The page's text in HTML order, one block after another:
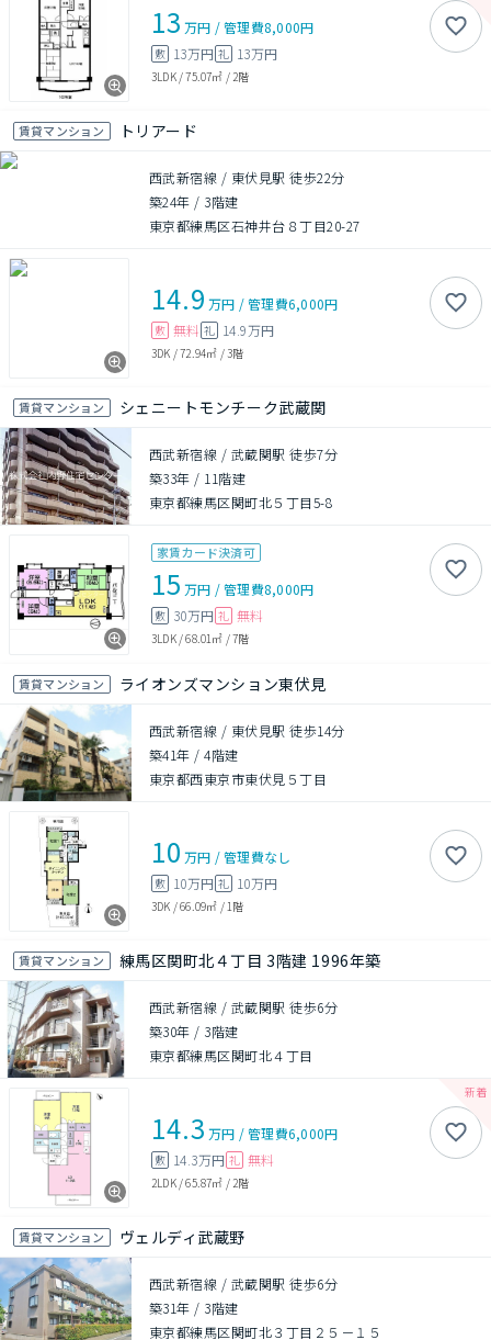
13 万円 /管理費8,000円
敷 13万円 礼 13万円
3LDK/75.07㎡ / 2階
賃貸マンション トリアード
西武新宿線 / 東伏見駅 徒歩22分
築24年 / 3階建
東京都練馬区石神井台８丁目20-27
14.9 万円 /管理費6,000円
敷 無料 礼 14.9万円
3DK /72.94㎡ /3階
賃貸マンション シェニートモンチーク武蔵関
西武新宿線 / 武蔵関駅 徒歩7分
築33年 / 11階建
東京都練馬区関町北５丁目5-8
家賃カード決済可
15 万円 /管理費8,000円
敷 30万円 礼 無料
3LDK/68.01㎡ /7階
賃貸マンション ライオンズマンション東伏見
西武新宿線 / 東伏見駅 徒歩14分
築41年 /4階建
東京都西東京市東伏見５丁目
10 万円 /管理費なし
敷 10万円 礼 10万円
3DK /66.09㎡ / 1階
賃貸マンション 練馬区関町北４丁目 3階建 1996年築
西武新宿線 / 武蔵関駅 徒歩6分
築30年 / 3階建
東京都練馬区関町北４丁目
14.3 万円 /管理費6,000円
敷 14.3万円 礼 無料
2LDK/65.87㎡ / 2階
賃貸マンション ヴェルディ武蔵野
西武新宿線 / 武蔵関駅 徒歩6分
築31年 / 3階建
東京都練馬区関町北３丁目２５－１５